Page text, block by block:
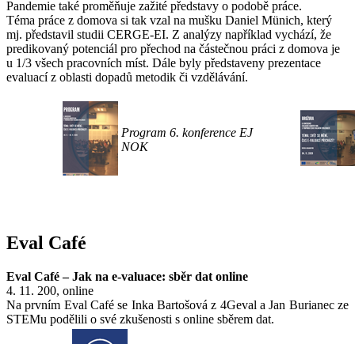
Pandemie také proměňuje zažité představy o podobě práce.
Téma práce z domova si tak vzal na mušku Daniel Münich, který
mj. představil studii CERGE-EI. Z analýzy například vychází, že
predikovaný potenciál pro přechod na částečnou práci z domova je
u 1/3 všech pracovních míst. Dále byly představeny prezentace
evaluací z oblasti dopadů metodik či vzdělávání.
Program 6. konference EJ
NOK
Eval Café
Eval Café – Jak na e-valuace: sběr dat online
4. 11. 200, online
Na prvním Eval Café se Inka Bartošová z 4Geval a Jan Burianec ze
STEMu podělili o své zkušenosti s online sběrem dat.